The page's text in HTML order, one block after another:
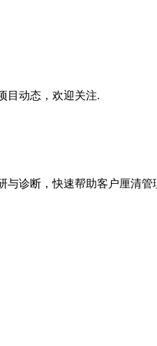
目动态，欢迎关注.
诊断，快速帮助客户厘清